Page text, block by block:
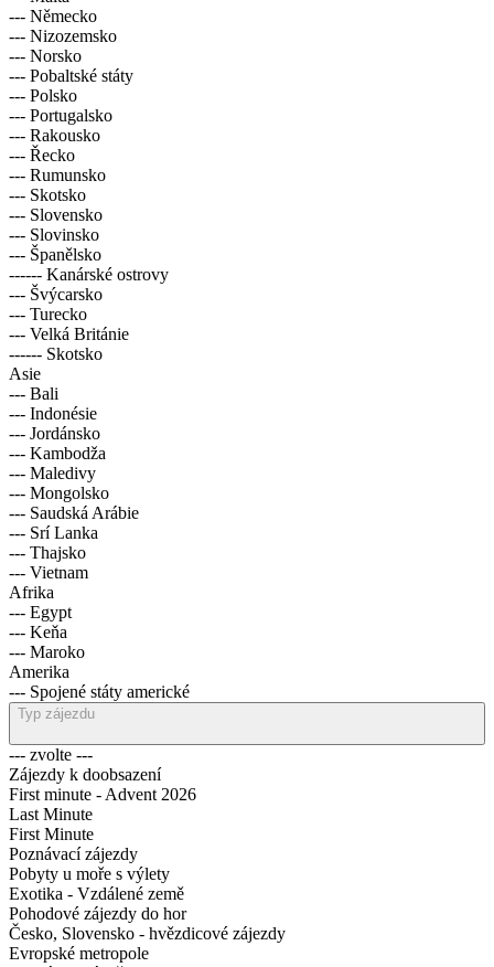
--- Malta
--- Německo
--- Nizozemsko
--- Norsko
--- Pobaltské státy
--- Polsko
--- Portugalsko
--- Rakousko
--- Řecko
--- Rumunsko
--- Skotsko
--- Slovensko
--- Slovinsko
--- Španělsko
------ Kanárské ostrovy
--- Švýcarsko
--- Turecko
--- Velká Británie
------ Skotsko
Asie
--- Bali
--- Indonésie
--- Jordánsko
--- Kambodža
--- Maledivy
--- Mongolsko
--- Saudská Arábie
--- Srí Lanka
--- Thajsko
--- Vietnam
Afrika
--- Egypt
--- Keňa
--- Maroko
Amerika
--- Spojené státy americké
--- zvolte ---
Zájezdy k doobsazení
First minute - Advent 2026
Last Minute
First Minute
Poznávací zájezdy
Pobyty u moře s výlety
Exotika - Vzdálené země
Pohodové zájezdy do hor
Česko, Slovensko - hvězdicové zájezdy